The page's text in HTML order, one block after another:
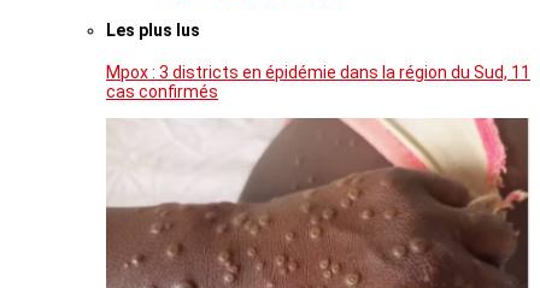
Les plus lus
Mpox : 3 districts en épidémie dans la région du Sud, 11
cas confirmés